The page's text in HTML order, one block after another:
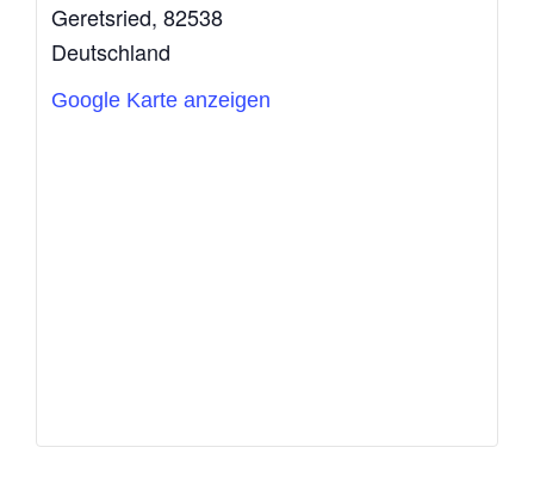
Geretsried, 82538
Deutschland
Google Karte anzeigen